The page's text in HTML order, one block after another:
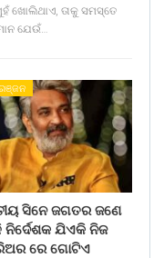
ଖୋଲିଥାଏ, ତାକୁ ସମସ୍ତେ
ଯେଉଁ…
ସିନେ ଜଗତର ଜଣେ
ଯିଏକି ନିଜ
ରେ ଗୋଟିଏ